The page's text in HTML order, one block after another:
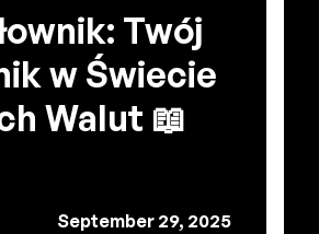
Twój
w Świecie
Walut 📖
September 29, 2025